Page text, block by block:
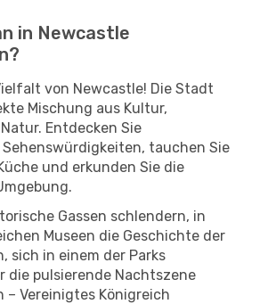
in Newcastle
von Newcastle! Die Stadt
Mischung aus Kultur,
Entdecken Sie
tauchen Sie
und erkunden Sie die
Gassen schlendern, in
Museen die Geschichte der
sich in einem der Parks
die pulsierende Nachtszene
– Vereinigtes Königreich